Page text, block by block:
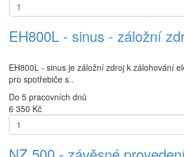
EH800L - sinus - záložní
EH800L - sinus je záložní zdroj k zálohování
pro spotřebiče s..
Do 5 pracovních dnů
6 350 Kč